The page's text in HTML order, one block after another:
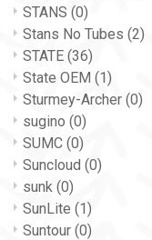
STANS (0)
Stans No Tubes (2)
STATE (36)
State OEM (1)
Sturmey-Archer (0)
sugino (0)
SUMC (0)
Suncloud (0)
sunk (0)
SunLite (1)
Suntour (0)